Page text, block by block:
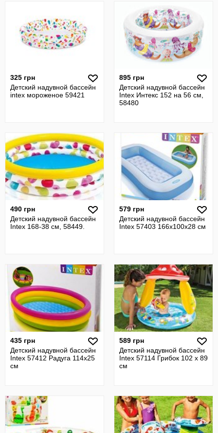
325 грн
Детский надувной бассейн
intex мороженое 59421
895 грн
Детский надувной бассейн
Intex Интекс 152 на 56 см,
58480
490 грн
Детский надувной бассейн
Intex 168-38 см, 58449.
579 грн
Детский надувной бассейн
Intex 57403 166х100х28 см
435 грн
Детский надувной бассейн
Intex 57412 Радуга 114х25
см
589 грн
Детский надувной бассейн
Intex 57114 Грибок 102 х 89
см